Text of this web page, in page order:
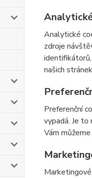
Analytické
zdroje
našich
Preferenční
vypadá. Je
Vám